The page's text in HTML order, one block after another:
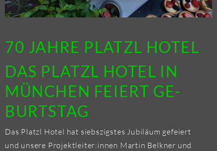
70 JAHRE PLATZL HOTEL
DAS PLATZL HOTEL IN
MÜN­CHEN FEI­ERT GE­
BURTS­TAG
Das Platzl Hotel hat siebs­zigs­tes Ju­bi­lä­um ge­fei­ert
und un­se­re Pro­jekt­lei­ter:innen Mar­tin Bel­k­ner und